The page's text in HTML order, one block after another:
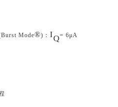
Mode®)： IQ= 6μA